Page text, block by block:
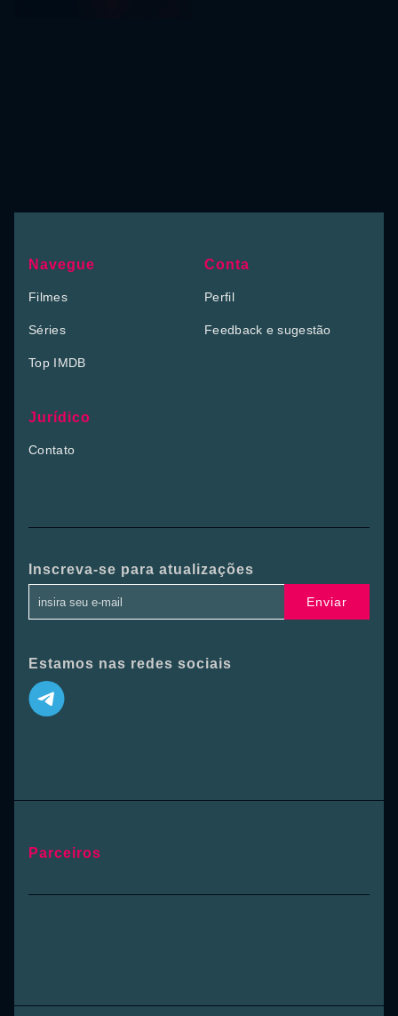
Navegue
Filmes
Séries
Top IMDB
Conta
Perfil
Feedback e sugestão
Jurídico
Contato
Inscreva-se para atualizações
Enviar
Estamos nas redes sociais
Parceiros